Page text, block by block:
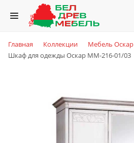
Главная Коллекции
Мебель Оскар
Шкаф для одежды Оскар ММ-216-01/03